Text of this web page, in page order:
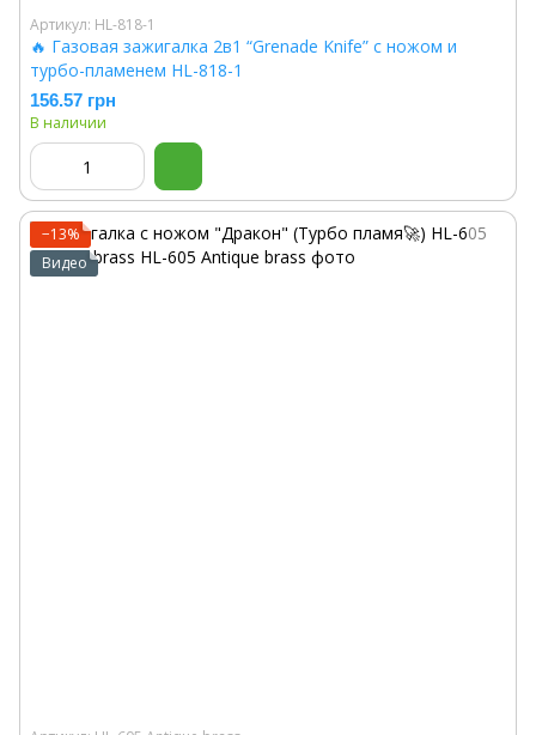
Артикул: HL-818-1
🔥 Газовая зажигалка 2в1 “Grenade Knife” с ножом и
турбо-пламенем HL-818-1
156.57 грн
В наличии
−13%
Видео